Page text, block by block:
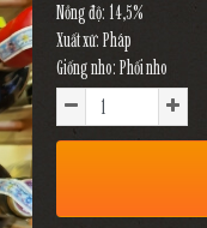
Nồng độ: 14,5%
Xuất xứ: Pháp
Giống nho: Phối nho